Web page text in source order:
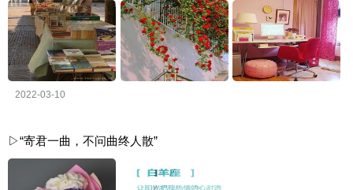
2022-03-10
▷“寄君一曲，不问曲终人散”